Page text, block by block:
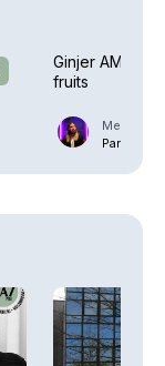
Ginjer AM –
fruits
Mercredi
Par